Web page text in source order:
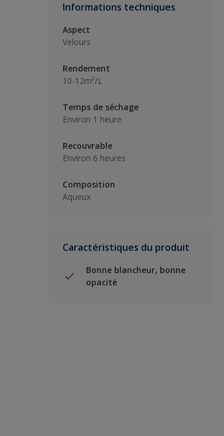
Informations techniques
Aspect
Velours
Rendement
10-12m²/L
Temps de séchage
Environ 1 heure
Recouvrable
Environ 6 heures
Composition
Aqueux
Caractéristiques du produit
Bonne blancheur, bonne
opacité